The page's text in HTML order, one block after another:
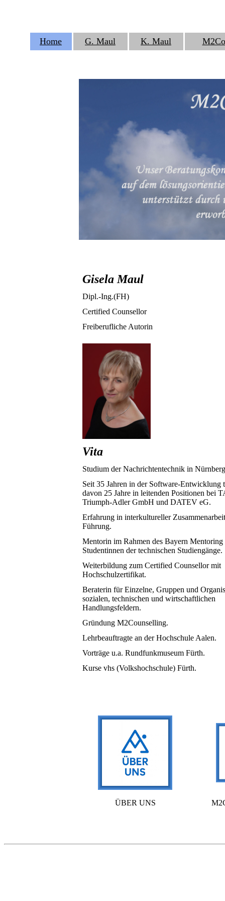
Home G. Maul K. Maul
Gisela Maul
Dipl.-Ing.(FH)
Certified Counsellor
Freiberufliche Autorin
Vita
Studium der Nachrichtentechnik in
Seit 35 Jahren in der Software-Entwicklung
davon 25 Jahre in leitenden Positionen bei
Triumph-Adler GmbH und DATEV eG.
Erfahrung in interkultureller
Führung.
Mentorin im Rahmen des Bayern Mentoring
Studentinnen der technischen Studiengänge.
Weiterbildung zum Certified Counsellor mit
Hochschulzertifikat.
Beraterin für Einzelne, Gruppen und
sozialen, technischen und wirtschaftlichen
Handlungsfeldern.
Gründung M2Counselling.
Lehrbeauftragte an der Hochschule Aalen.
Vorträge u.a. Rundfunkmuseum Fürth.
Kurse vhs (Volkshochschule) Fürth.
ÜBER UNS